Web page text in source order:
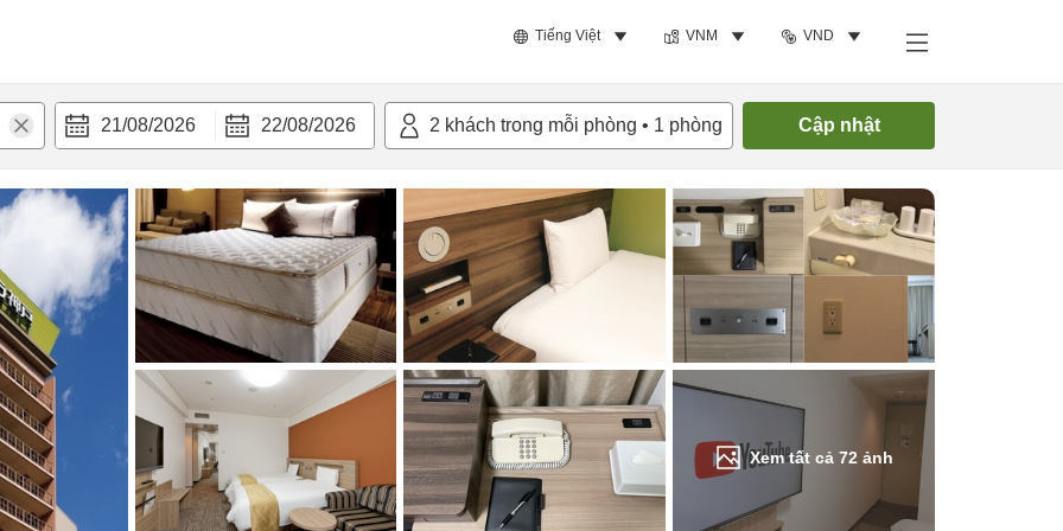
Tiếng Việt VNM VND
21/08/2026 22/08/2026 2 khách trong mỗi phòng • 1 phòng Cập nhật
Xem tất cả72 ảnh
nghi Tìm phòng trống